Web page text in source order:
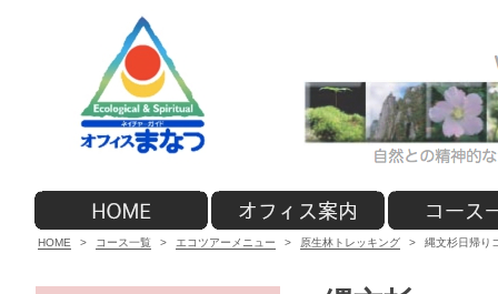
HOME > コース一覧 > エコツアーメニュー > 原生林トレッキング > 縄文杉日帰り